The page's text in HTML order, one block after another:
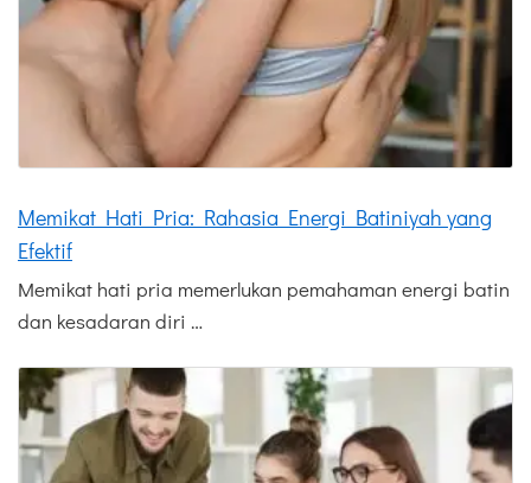
Memikat Hati Pria: Rahasia Energi Batiniyah yang
Efektif
Memikat hati pria memerlukan pemahaman energi batin
dan kesadaran diri …